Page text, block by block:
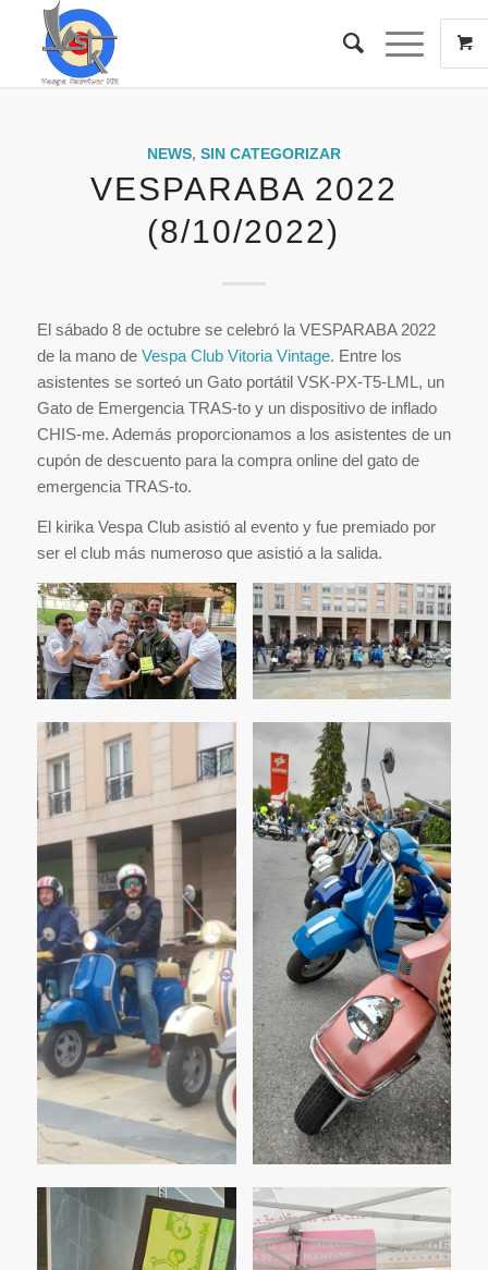
NEWS, SIN CATEGORIZAR
VESPARABA 2022
(8/10/2022)
El sábado 8 de octubre se celebró la VESPARABA 2022
de la mano de Vespa Club Vitoria Vintage. Entre los
asistentes se sorteó un Gato portátil VSK-PX-T5-LML, un
Gato de Emergencia TRAS-to y un dispositivo de inflado
CHIS-me. Además proporcionamos a los asistentes de un
cupón de descuento para la compra online del gato de
emergencia TRAS-to.
El kirika Vespa Club asistió al evento y fue premiado por
ser el club más numeroso que asistió a la salida.